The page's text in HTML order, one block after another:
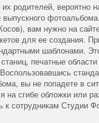
родителей, вероятно
вам нужно на
для ее создания.
шаблонами.
печатные
вы не попадете в
на сгибе обложки или
к сотрудникам Студии